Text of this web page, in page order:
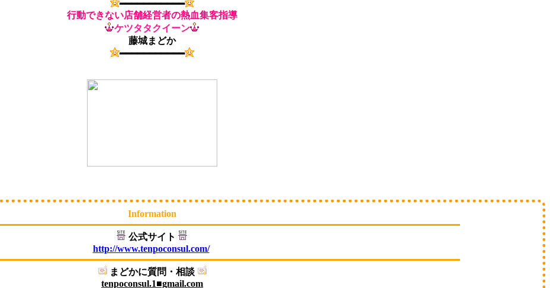
━━━━━━━━━━━
行動できない店舗経営者の熱血集客指導
ケツタタクイーン
藤城まどか
━━━━━━━━━━━
Information
公式サイト
http://www.tenpoconsul.com/
まどかに質問・相談
tenpoconsul.1■gmail.com